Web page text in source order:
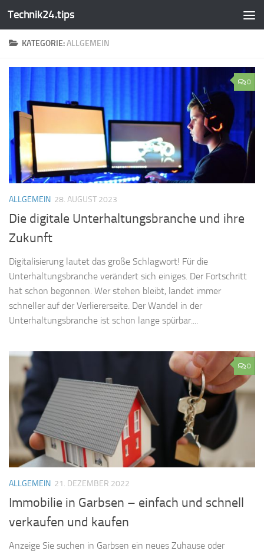
Zum Inhalt springen
Technik24.tips
KATEGORIE:ALLGEMEIN
0
ALLGEMEIN 28. AUGUST 2023
Die digitale Unterhaltungsbranche und ihre
Zukunft
Digitalisierung lautet das große Schlagwort! Für die
Unterhaltungsbranche verändert sich einiges. Der Fortschritt
hat schon begonnen. Wer stehen bleibt, landet immer
schneller auf der Verliererseite. Der Wandel in der
Unterhaltungsbranche ist schon lange spürbar....
0
ALLGEMEIN 21. DEZEMBER 2022
Immobilie in Garbsen – einfach und schnell
verkaufen und kaufen
Anzeige Sie suchen in Garbsen ein neues Zuhause oder